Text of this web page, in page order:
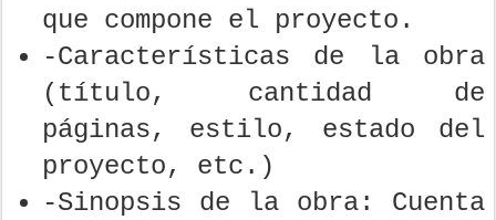
que compone el proyecto.
-Características de la obra
(título, cantidad de
páginas, estilo, estado del
proyecto, etc.)
-Sinopsis de la obra: Cuenta